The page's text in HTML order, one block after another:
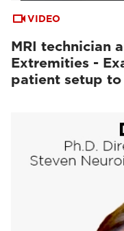
VIDEO
MRI technician
Extremities -
patient setup